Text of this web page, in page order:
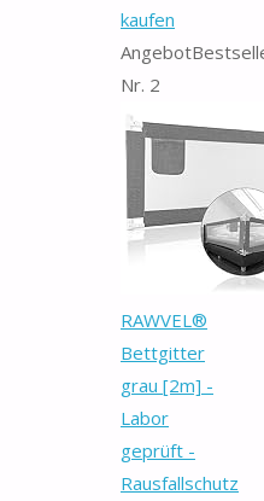
kaufen
Angebot
Nr. 2
RAWVEL®
Bettgitter
grau [2m] -
Labor
geprüft -
Rausfallschutz